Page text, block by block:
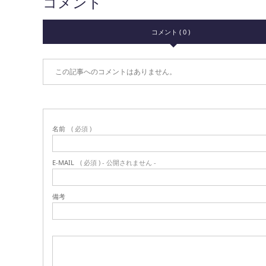
コメント ( 0 )
この記事へのコメントはありません。
名前 ( 必須 )
E-MAIL ( 必須 ) - 公開されません -
備考